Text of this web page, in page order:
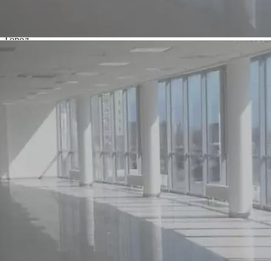
Город
пр.Ленина и пр.Мира
Предлагается
Аренда
Желаемый / подходящий вид деятельности
Не указан
Назначение
Торговое
Размер площади (м2)
143
145 000 руб.